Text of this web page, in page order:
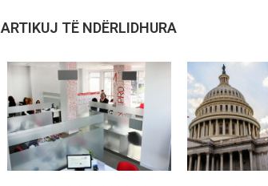
ARTIKUJ TË NDËRLIDHURA